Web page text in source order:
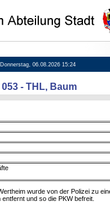
06.08.2026 15:24
053 - THL, Baum
wurde von der Polizei zu
und so die PKW befreit.